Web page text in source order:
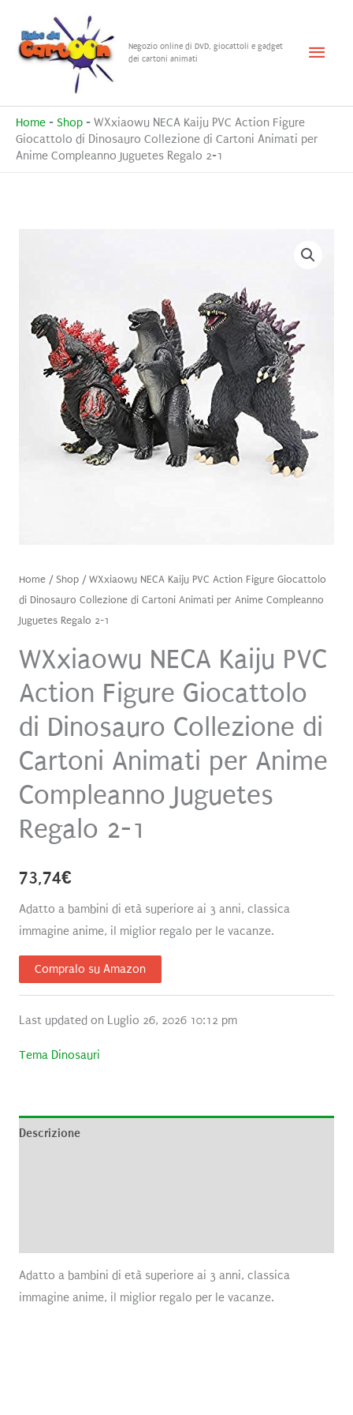
contenuto
Negozio online di DVD, giocattoli e gadget
dei cartoni animati
Menu
Home - Shop - WXxiaowu NECA Kaiju PVC Action Figure
Giocattolo di Dinosauro Collezione di Cartoni Animati per
Anime Compleanno Juguetes Regalo 2-1
Home/ Shop/ WXxiaowu NECA Kaiju PVC Action Figure Giocattolo
di Dinosauro Collezione di Cartoni Animati per Anime Compleanno
Juguetes Regalo 2-1
WXxiaowu NECA Kaiju PVC
Action Figure Giocattolo
di Dinosauro Collezione di
Cartoni Animati per Anime
Compleanno Juguetes
Regalo 2-1
73,74€
Adatto a bambini di età superiore ai 3 anni, classica
immagine anime, il miglior regalo per le vacanze.
Compralo su Amazon
Last updated on Luglio 26, 2026 10:12 pm
Tema Dinosauri
Descrizione
Adatto a bambini di età superiore ai 3 anni, classica
immagine anime, il miglior regalo per le vacanze.